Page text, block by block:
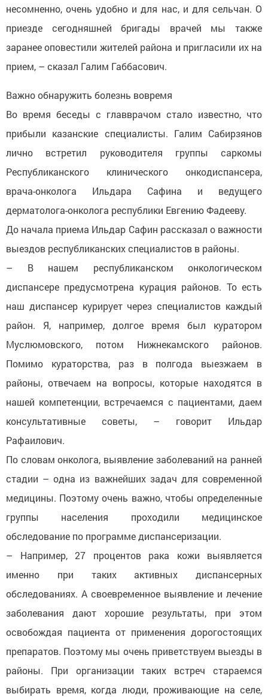
несомненно, очень удобно и для нас, и для сельчан. О
приезде сегодняшней бригады врачей мы также
заранее оповестили жителей района и пригласили их на
прием, – сказал Галим Габбасович.
Важно обнаружить болезнь вовремя
Во время беседы с главврачом стало известно, что
прибыли казанские специалисты. Галим Сабирзянов
лично встретил руководителя группы саркомы
Республиканского клинического онкодиспансера,
врача-онколога Ильдара Сафина и ведущего
дерматолога-онколога республики Евгению Фадееву.
До начала приема Ильдар Сафин рассказал о важности
выездов республиканских специалистов в районы.
– В нашем республиканском онкологическом
диспансере предусмотрена курация районов. То есть
наш диспансер курирует через специалистов каждый
район. Я, например, долгое время был куратором
Муслюмовского, потом Нижнекамского районов.
Помимо кураторства, раз в полгода выезжаем в
районы, отвечаем на вопросы, которые находятся в
нашей компетенции, встречаемся с пациентами, даем
консультативные советы, – говорит Ильдар
Рафаилович.
По словам онколога, выявление заболеваний на ранней
стадии – одна из важнейших задач для современной
медицины. Поэтому очень важно, чтобы определенные
группы населения проходили медицинское
обследование по программе диспансеризации.
– Например, 27 процентов рака кожи выявляется
именно при таких активных диспансерных
обследованиях. А своевременное выявление и лечение
заболевания дают хорошие результаты, при этом
освобождая пациента от применения дорогостоящих
препаратов. Поэтому мы очень приветствуем выезды в
районы. При организации таких встреч стараемся
выбирать время, когда люди, проживающие на селе,